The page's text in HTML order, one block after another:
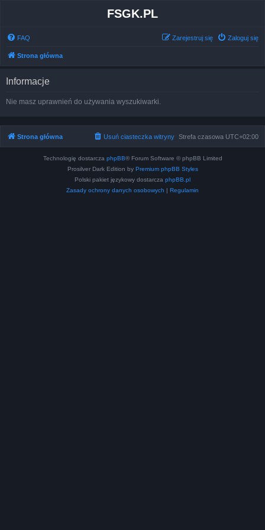
FSGK.PL
FAQ Zaloguj się
Zarejestruj się
Strona główna
Informacje
Nie masz uprawnień do używania wyszukiwarki.
Strona główna Strefa czasowa UTC+02:00
Usuń ciasteczka witryny
Technologię dostarcza phpBB® Forum Software © phpBB Limited
Prosilver Dark Edition by Premium phpBB Styles
Polski pakiet językowy dostarcza phpBB.pl
Zasady ochrony danych osobowych | Regulamin